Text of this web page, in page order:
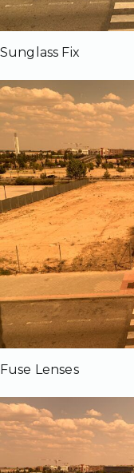
Sunglass Fix
Fuse Lenses